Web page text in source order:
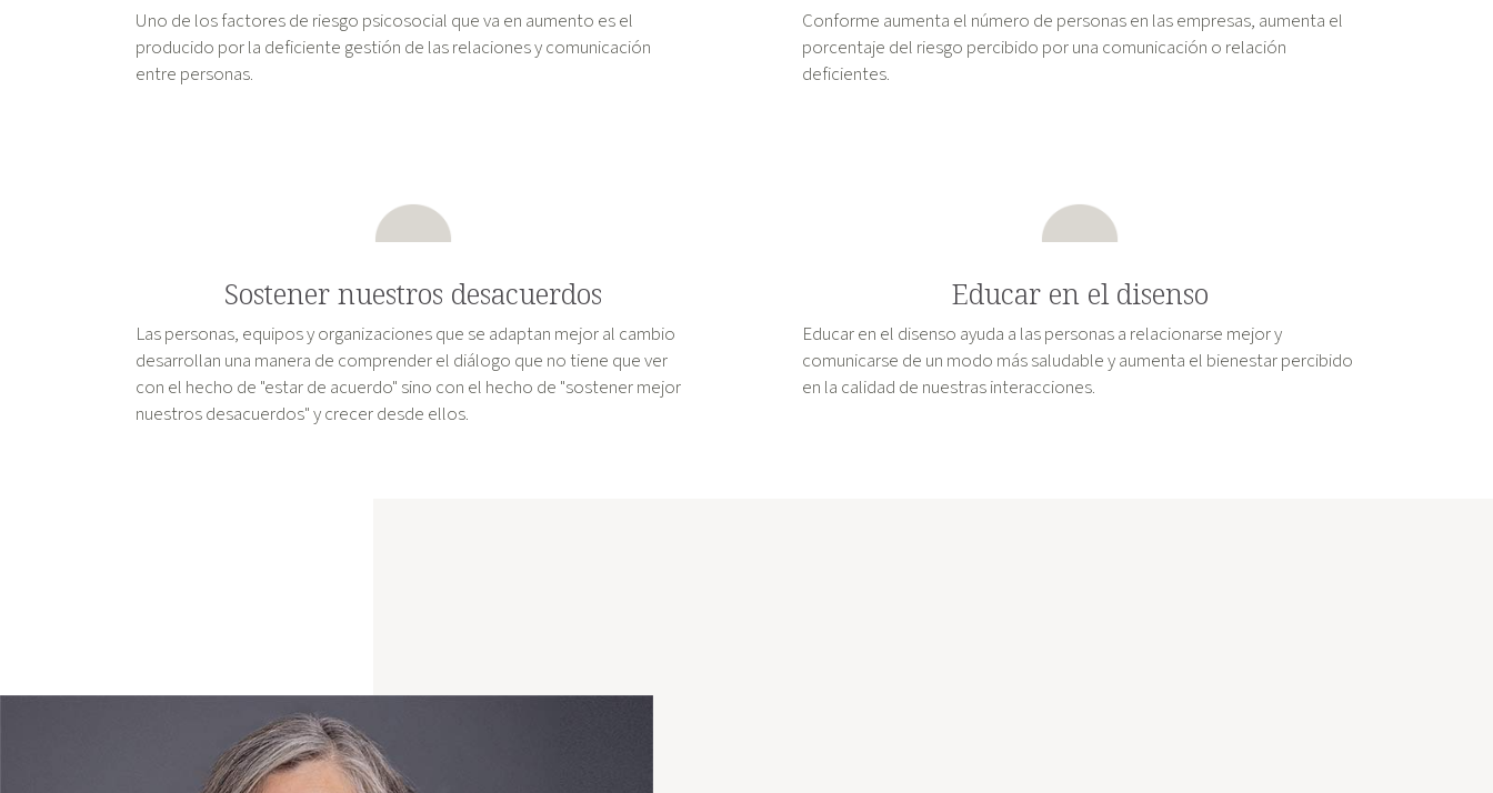
Uno de los factores de riesgo psicosocial que va en aumento es el
producido por la deficiente gestión de las relaciones y comunicación
entre personas.
Conforme aumenta el número de personas en las empresas, aumenta el
porcentaje del riesgo percibido por una comunicación o relación
deficientes.
Sostener nuestros desacuerdos
Las personas, equipos y organizaciones que se adaptan mejor al cambio
desarrollan una manera de comprender el diálogo que no tiene que ver
con el hecho de "estar de acuerdo" sino con el hecho de "sostener mejor
nuestros desacuerdos" y crecer desde ellos.
Educar en el disenso
Educar en el disenso ayuda a las personas a relacionarse mejor y
comunicarse de un modo más saludable y aumenta el bienestar percibido
en la calidad de nuestras interacciones.